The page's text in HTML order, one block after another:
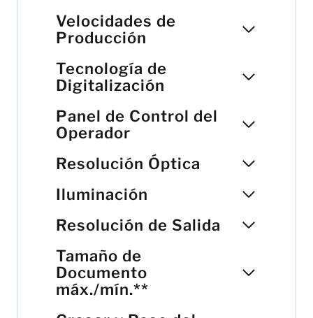
Velocidades de
Producción
Tecnología de
Digitalización
Panel de Control del
Operador
Resolución Óptica
Iluminación
Resolución de Salida
Tamaño de
Documento
máx./mín.**